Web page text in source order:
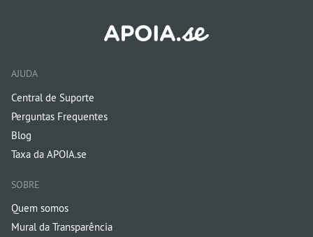
AJUDA
Central de Suporte
Perguntas Frequentes
Blog
Taxa da APOIA.se
SOBRE
Quem somos
Mural da Transparência